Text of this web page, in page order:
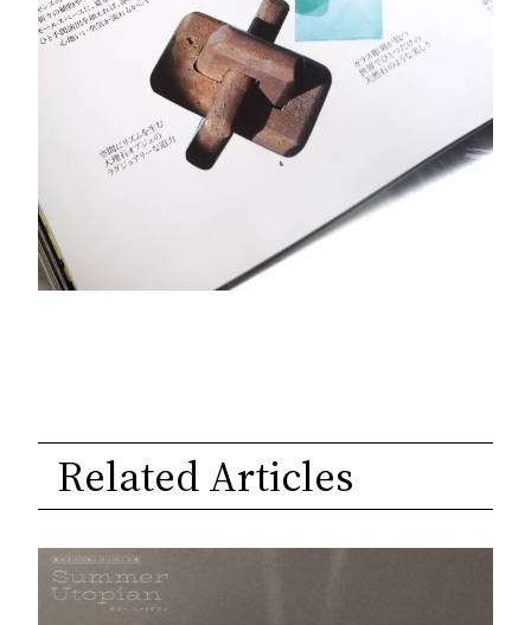
Related Articles